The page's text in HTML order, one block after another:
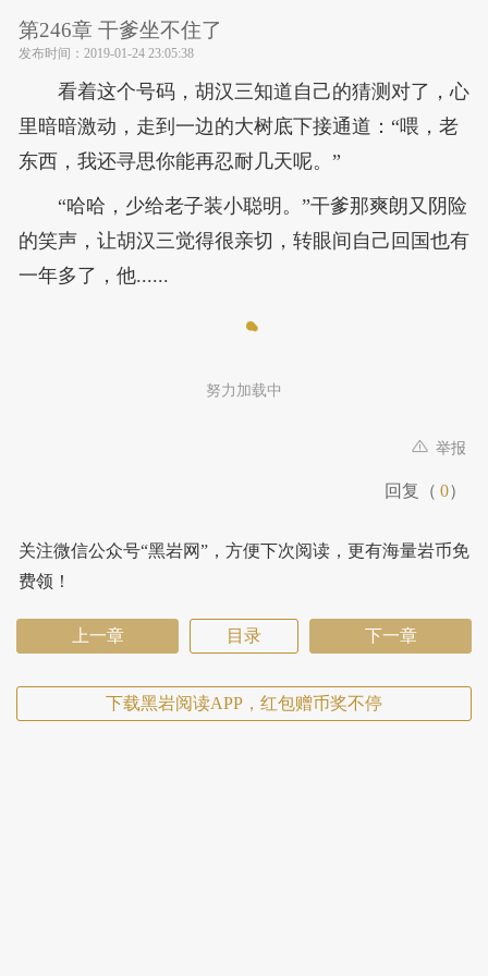
第246章 干爹坐不住了
发布时间： 2019-01-24 23:05:38
看着这个号码，胡汉三知道自己的猜测对了，心
里暗暗激动，走到一边的大树底下接通道：“喂，老
东西，我还寻思你能再忍耐几天呢。”
“哈哈，少给老子装小聪明。”干爹那爽朗又阴险
的笑声，让胡汉三觉得很亲切，转眼间自己回国也有
一年多了，他......
努力加载中
举报
回复（ 0）
关注微信公众号“黑岩网”，方便下次阅读，更有海量岩币免
费领！
上一章 目录 下一章
下载黑岩阅读APP，红包赠币奖不停